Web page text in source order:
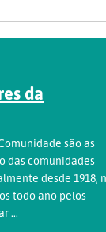
da
são as
das comunidades
desde 1918,
todo ano pelos
...